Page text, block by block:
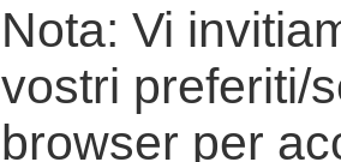
Nota: Vi
vostri preferiti/
browser per